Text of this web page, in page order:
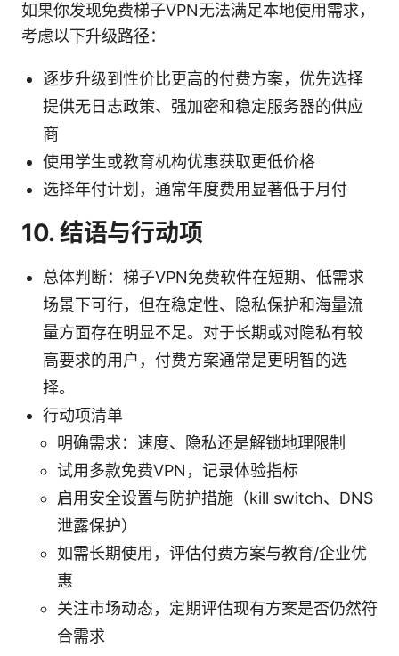
如果你发现免费梯子VPN无法满足本地使用需求，
考虑以下升级路径：
逐步升级到性价比更高的付费方案，优先选择
提供无日志政策、强加密和稳定服务器的供应
商
使用学生或教育机构优惠获取更低价格
选择年付计划，通常年度费用显著低于月付
10. 结语与行动项
总体判断：梯子VPN免费软件在短期、低需求
场景下可行，但在稳定性、隐私保护和海量流
量方面存在明显不足。对于长期或对隐私有较
高要求的用户，付费方案通常是更明智的选
择。
行动项清单
明确需求：速度、隐私还是解锁地理限制
试用多款免费VPN，记录体验指标
启用安全设置与防护措施（kill switch、DNS
泄露保护）
如需长期使用，评估付费方案与教育/企业优
惠
关注市场动态，定期评估现有方案是否仍然符
合需求